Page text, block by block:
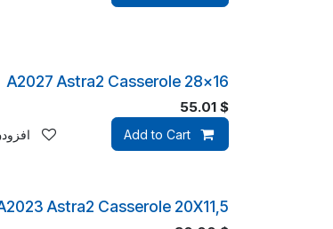
A2027 Astra2 Casserole 28x16
$
55.01
Add to Cart
Astra2 Casserole 20X11,5